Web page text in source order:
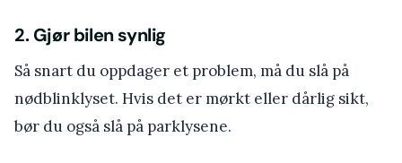
2. Gjør bilen synlig
Så snart du oppdager et problem, må du slå på
nødblinklyset. Hvis det er mørkt eller dårlig sikt,
bør du også slå på parklysene.